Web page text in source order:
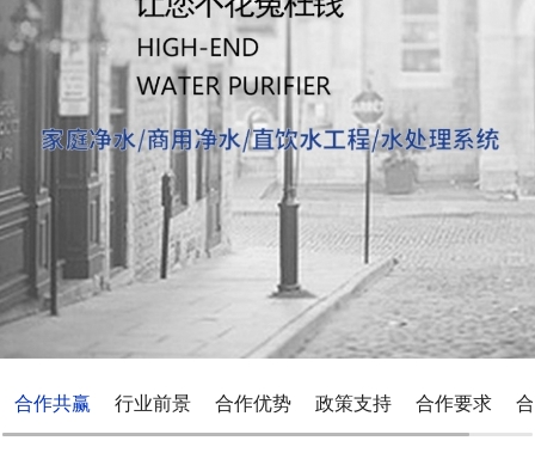
合作共赢 行业前景 合作优势 政策支持 合作要求